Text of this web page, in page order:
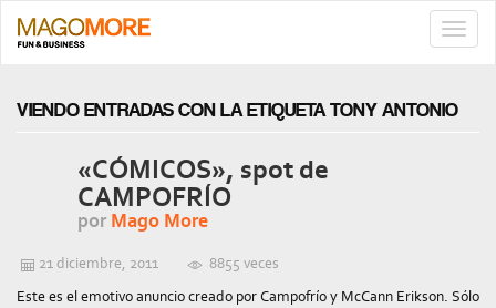
VIENDO ENTRADAS CON LA ETIQUETA TONY ANTONIO
«CÓMICOS», spot de
CAMPOFRÍO
por Mago More
21 diciembre, 2011
8855 veces
Este es el emotivo anuncio creado por Campofrío y McCann Erikson. Sólo